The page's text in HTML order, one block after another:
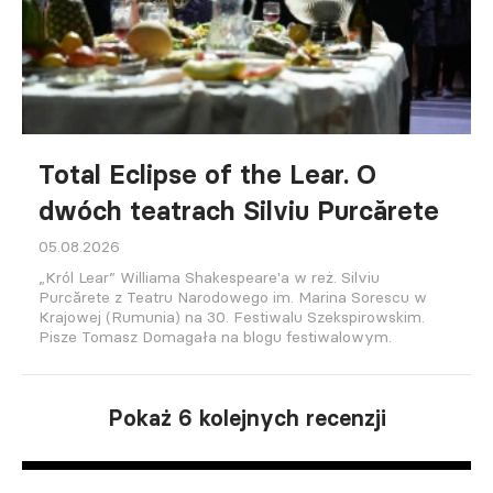
Total Eclipse of the Lear. O
dwóch teatrach Silviu Purcărete
05.08.2026
„Król Lear” Williama Shakespeare'a w reż. Silviu
Purcărete z Teatru Narodowego im. Marina Sorescu w
Krajowej (Rumunia) na 30. Festiwalu Szekspirowskim.
Pisze Tomasz Domagała na blogu festiwalowym.
Pokaż 6 kolejnych recenzji